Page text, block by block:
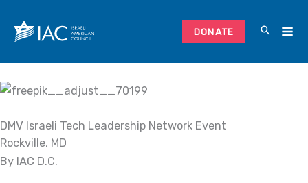
content
DONATE
DMV Israeli Tech Leadership Network Event
Rockville, MD
By IAC D.C.